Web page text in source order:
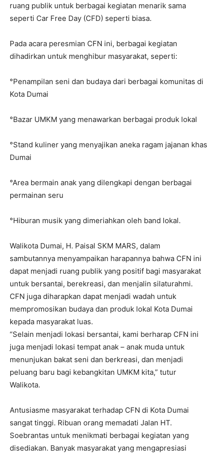
ruang publik untuk berbagai kegiatan menarik sama
seperti Car Free Day (CFD) seperti biasa.
Pada acara peresmian CFN ini, berbagai kegiatan
dihadirkan untuk menghibur masyarakat, seperti:
°Penampilan seni dan budaya dari berbagai komunitas di
Kota Dumai
°Bazar UMKM yang menawarkan berbagai produk lokal
°Stand kuliner yang menyajikan aneka ragam jajanan khas
Dumai
°Area bermain anak yang dilengkapi dengan berbagai
permainan seru
°Hiburan musik yang dimeriahkan oleh band lokal.
Walikota Dumai, H. Paisal SKM MARS, dalam
sambutannya menyampaikan harapannya bahwa CFN ini
dapat menjadi ruang publik yang positif bagi masyarakat
untuk bersantai, berekreasi, dan menjalin silaturahmi.
CFN juga diharapkan dapat menjadi wadah untuk
mempromosikan budaya dan produk lokal Kota Dumai
kepada masyarakat luas.
“Selain menjadi lokasi bersantai, kami berharap CFN ini
juga menjadi lokasi tempat anak – anak muda untuk
menunjukan bakat seni dan berkreasi, dan menjadi
peluang baru bagi kebangkitan UMKM kita,” tutur
Walikota.
Antusiasme masyarakat terhadap CFN di Kota Dumai
sangat tinggi. Ribuan orang memadati Jalan HT.
Soebrantas untuk menikmati berbagai kegiatan yang
disediakan. Banyak masyarakat yang mengapresiasi